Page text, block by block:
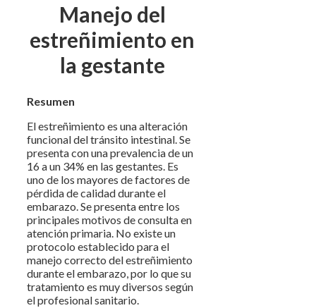
Manejo del
estreñimiento en
la gestante
Resumen
El estreñimiento es una alteración
funcional del tránsito intestinal. Se
presenta con una prevalencia de un
16 a un 34% en las gestantes. Es
uno de los mayores de factores de
pérdida de calidad durante el
embarazo. Se presenta entre los
principales motivos de consulta en
atención primaria. No existe un
protocolo establecido para el
manejo correcto del estreñimiento
durante el embarazo, por lo que su
tratamiento es muy diversos según
el profesional sanitario.